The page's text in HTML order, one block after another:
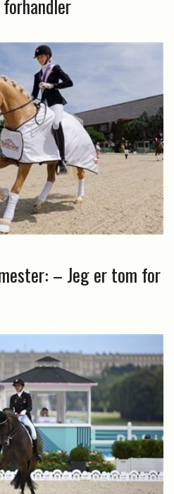
– Jeg er tom for